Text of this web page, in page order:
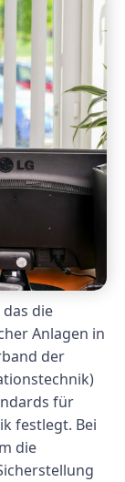
die
Anlagen in
der
für
festlegt. Bei
die